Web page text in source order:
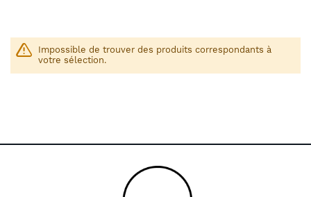
Impossible de trouver des produits correspondants à
votre sélection.